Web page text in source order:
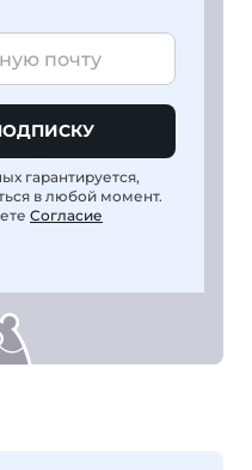
гарантируется,
в любой момент.
Согласие